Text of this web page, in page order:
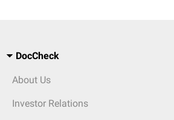
DocCheck
About Us
Investor Relations